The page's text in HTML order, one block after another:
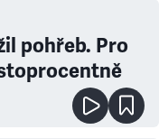
pohřeb. Pro